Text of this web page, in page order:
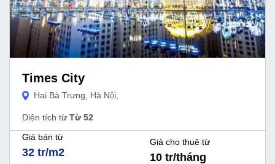
Times City
Hai Bà Trưng, Hà Nội,
Diện tích từ Từ 52
Giá bán từ
32 tr/m2
Giá cho thuê từ
10 tr/tháng